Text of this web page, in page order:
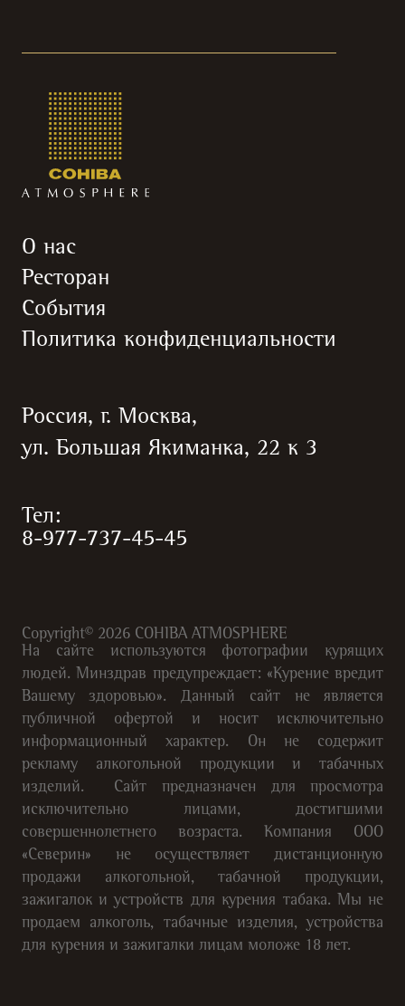
О нас
Ресторан
События
Политика конфиденциальности
Россия, г. Москва,
ул. Большая Якиманка, 22 к 3
Тел:
8-977-737-45-45
Copyright© 2026COHIBA ATMOSPHERE
На сайте используются фотографии курящих
людей. Минздрав предупреждает: «Курение вредит
Вашему здоровью». Данный сайт не является
публичной офертой и носит исключительно
информационный характер. Он не содержит
рекламу алкогольной продукции и табачных
изделий. Сайт предназначен для просмотра
исключительно лицами, достигшими
совершеннолетнего возраста. Компания ООО
«Северин» не осуществляет дистанционную
продажи алкогольной, табачной продукции,
зажигалок и устройств для курения табака. Мы не
продаем алкоголь, табачные изделия, устройства
для курения и зажигалки лицам моложе 18 лет.